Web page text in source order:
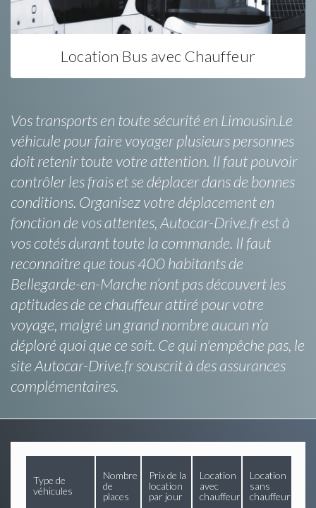
Location Bus avec Chauffeur
Vos transports en toute sécurité en Limousin.Le
véhicule pour faire voyager plusieurs personnes
doit retenir toute votre attention. Il faut pouvoir
contrôler les frais et se déplacer dans de bonnes
conditions. Organisez votre déplacement en
fonction de vos attentes, Autocar-Drive.fr est à
vos cotés durant toute la commande. Il faut
reconnaitre que tous 400 habitants de
Bellegarde-en-Marche n’ont pas découvert les
aptitudes de ce chauffeur attiré pour votre
voyage, malgré un grand nombre aucun n’a
déploré quoi que ce soit. Ce qui n'empêche pas, le
site Autocar-Drive.fr souscrit à des assurances
complémentaires.
Type de
véhicules
Nombre
de
places
Prix de la
location
par jour
Location
avec
chauffeur
Location
sans
chauffeur